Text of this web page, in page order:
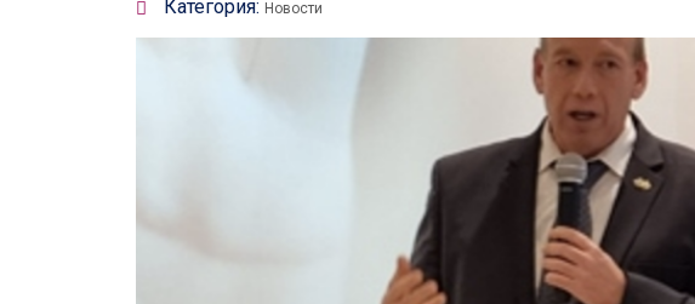
Категория: Новости